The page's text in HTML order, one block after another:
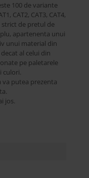
100 de variante
CAT2, CAT3, CAT4,
strict de pretul de
apartenenta unui
unui material din
al celui din
pe paletarele
culori.
putea prezenta
jos.